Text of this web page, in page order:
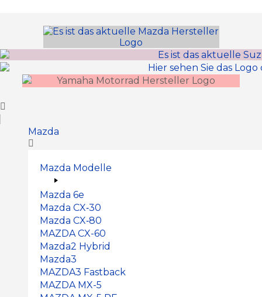
Mazda
Mazda Modelle
Mazda 6e
Mazda CX‑30
Mazda CX‑80
MAZDA CX-60
Mazda2 Hy­brid
Mazda3
MAZDA3 Fastback
MAZDA MX-5